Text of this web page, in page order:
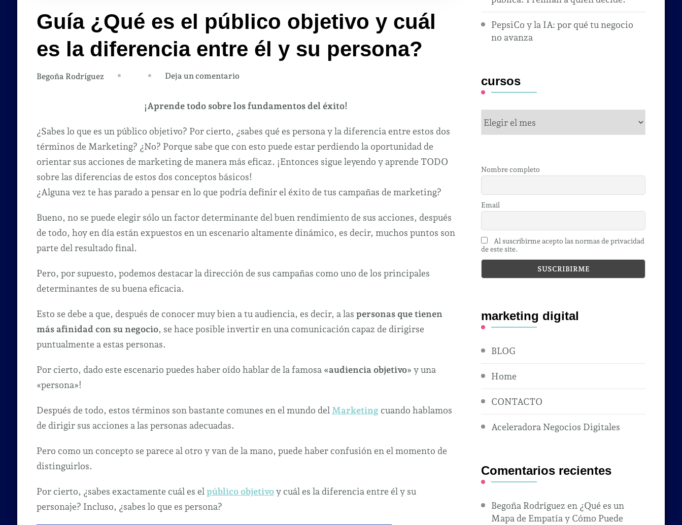
Guía ¿Qué es el público objetivo y cuál
es la diferencia entre él y su persona?
Begoña Rodríguez Deja un comentarioen
¿Qué
el
público
objetivo
es
entre
¡Aprende todo sobre los fundamentos del éxito!
¿Sabes lo que es un público objetivo? Por cierto, ¿sabes qué es persona y la diferencia entre estos dos
términos de Marketing? ¿No? Porque sabe que con esto puede estar perdiendo la oportunidad de
orientar sus acciones de marketing de manera más eficaz. ¡Entonces sigue leyendo y aprende TODO
sobre las diferencias de estos dos conceptos básicos!
¿Alguna vez te has parado a pensar en lo que podría definir el éxito de tus campañas de marketing?
Bueno, no se puede elegir sólo un factor determinante del buen rendimiento de sus acciones, después
de todo, hoy en día están expuestos en un escenario altamente dinámico, es decir, muchos puntos son
parte del resultado final.
Pero, por supuesto, podemos destacar la dirección de sus campañas como uno de los principales
determinantes de su buena eficacia.
Esto se debe a que, después de conocer muy bien a tu audiencia, es decir, a las personas que tienen
más afinidad con su negocio, se hace posible invertir en una comunicación capaz de dirigirse
puntualmente a estas personas.
Por cierto, dado este escenario puedes haber oído hablar de la famosa «audiencia objetivo» y una
«persona»!
Después de todo, estos términos son bastante comunes en el mundo del Marketing cuando hablamos
de dirigir sus acciones a las personas adecuadas.
Pero como un concepto se parece al otro y van de la mano, puede haber confusión en el momento de
distinguirlos.
Por cierto, ¿sabes exactamente cuál es el público objetivoy cuál es la diferencia entre él y su
personaje? Incluso, ¿sabes lo que es persona?
PepsiCo y la IA: por qué tu negocio
no avanza
cursos
cursos
Nombre completo
Email
Al suscribirme acepto las normas de privacidad
de este site.
marketing digital
BLOG
Home
CONTACTO
Aceleradora Negocios Digitales
Comentarios recientes
Begoña Rodríguez en ¿Qué es un
Mapa de Empatía y Cómo Puede